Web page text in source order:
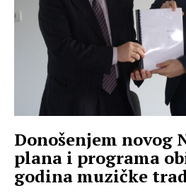
Donošenjem novog
plana i programa
godina muzičke